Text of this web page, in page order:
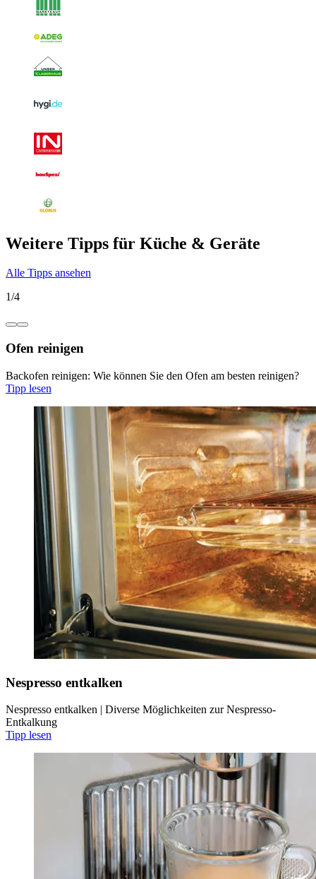
Weitere Tipps für Küche & Geräte
Alle Tipps ansehen
1/4
Ofen reinigen
Backofen reinigen: Wie können Sie den Ofen am besten reinigen?
Tipp lesen
Nespresso entkalken
Nespresso entkalken | Diverse Möglichkeiten zur Nespresso-
Entkalkung
Tipp lesen